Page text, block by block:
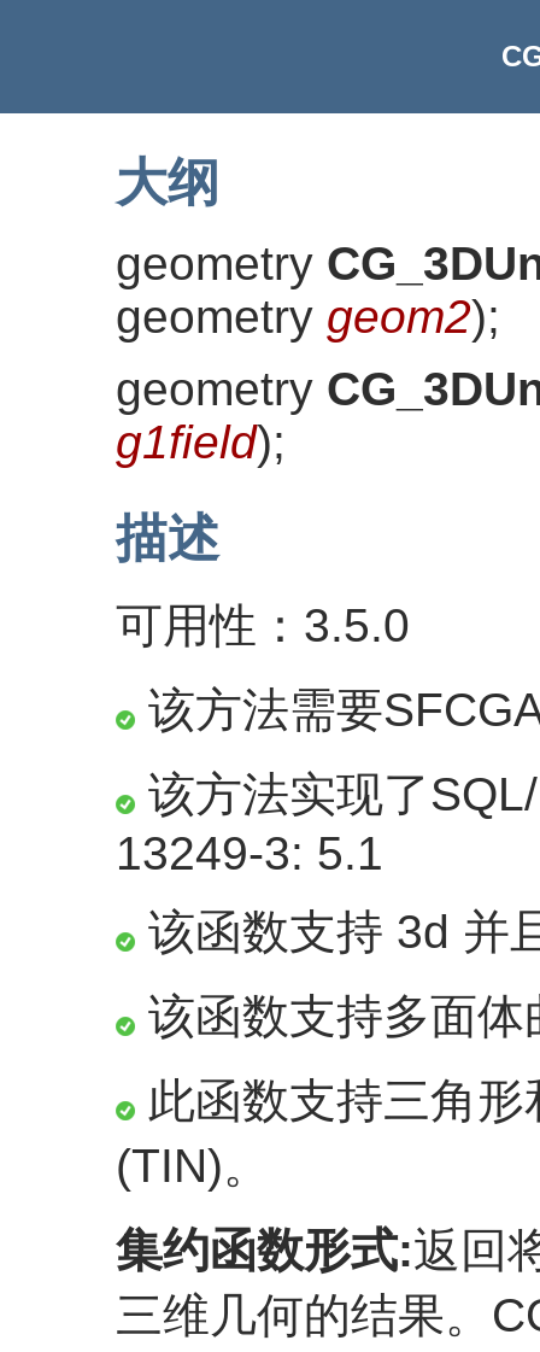
大纲
geometry
geometry geom2);
geometry
g1field);
描述
可用性：3.5.0
该方法需要
该方法实现了
13249-3: 5.1
该函数支持 3d 并
该函数支持多面体
此函数支持三角
(TIN)。
集约函数形式:返回
三维几何的结果。